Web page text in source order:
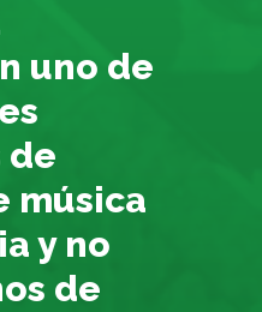
uno de
de
música
y no
de